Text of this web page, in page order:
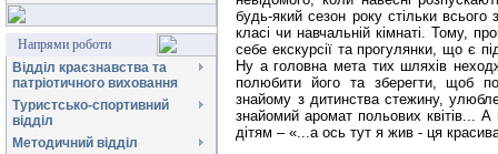
Напрями роботи
Відділ краєзнавства та
патріотичного виховання
Туристсько-спортивний
відділ
Методичний відділ
будь-який сезон року стільки
класі чи навчальній кімнаті. Тому,
себе екскурсії та прогулянки, що є
Ну а головна мета тих шляхів
полюбити його та зберегти, щоб
знайому з дитинства стежину,
знайомий аромат польових квітів...
дітям – «...а ось тут я жив - ця